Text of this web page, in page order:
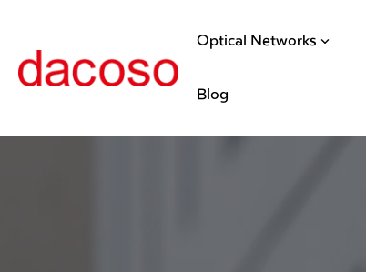
Optical Networks
Blog